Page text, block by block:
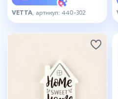
VETTA , артикул: 440-302